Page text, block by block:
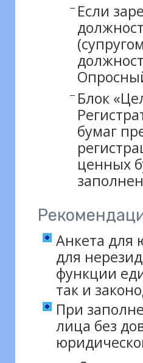
Если
Блок
бумаг
ценных
Анкета для
для
функции
так и
При
лица без